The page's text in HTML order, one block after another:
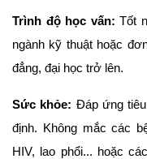
Trình độ học vấn: Tốt
ngành kỹ thuật hoặc
đẳng, đại học trở lên.
Sức khỏe: Đáp ứng
định. Không mắc các
HIV, lao phổi... hoặc